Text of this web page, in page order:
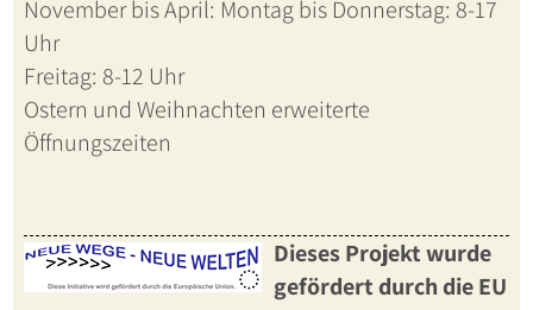
November bis April: Montag bis Donnerstag: 8-17
Uhr
Freitag: 8-12 Uhr
Ostern und Weihnachten erweiterte
Öffnungszeiten
Dieses Projekt wurde
gefördert durch die EU